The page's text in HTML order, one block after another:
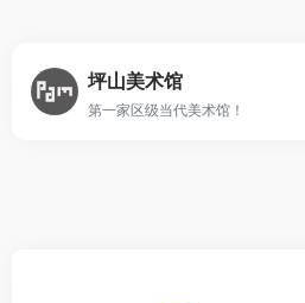
坪山美术馆
第一家区级当代美术馆！